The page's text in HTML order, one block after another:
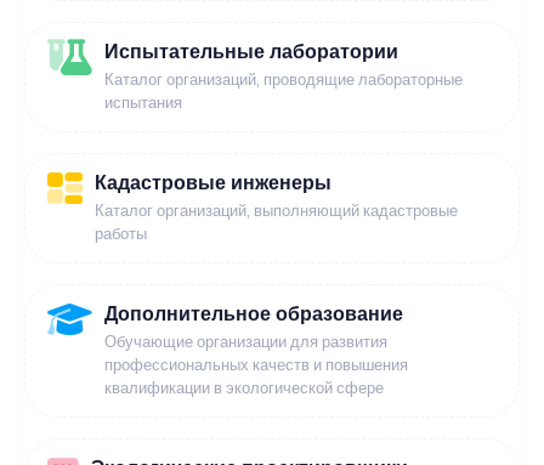
Испытательные лаборатории
Каталог организаций, проводящие лабораторные
испытания
Кадастровые инженеры
Каталог организаций, выполняющий кадастровые
работы
Дополнительное образование
Обучающие организации для развития
профессиональных качеств и повышения
квалификации в экологической сфере